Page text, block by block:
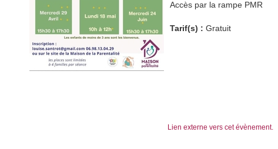
Accès par la rampe PMR
Tarif(s) : Gratuit
Lien externe vers cet évènement.